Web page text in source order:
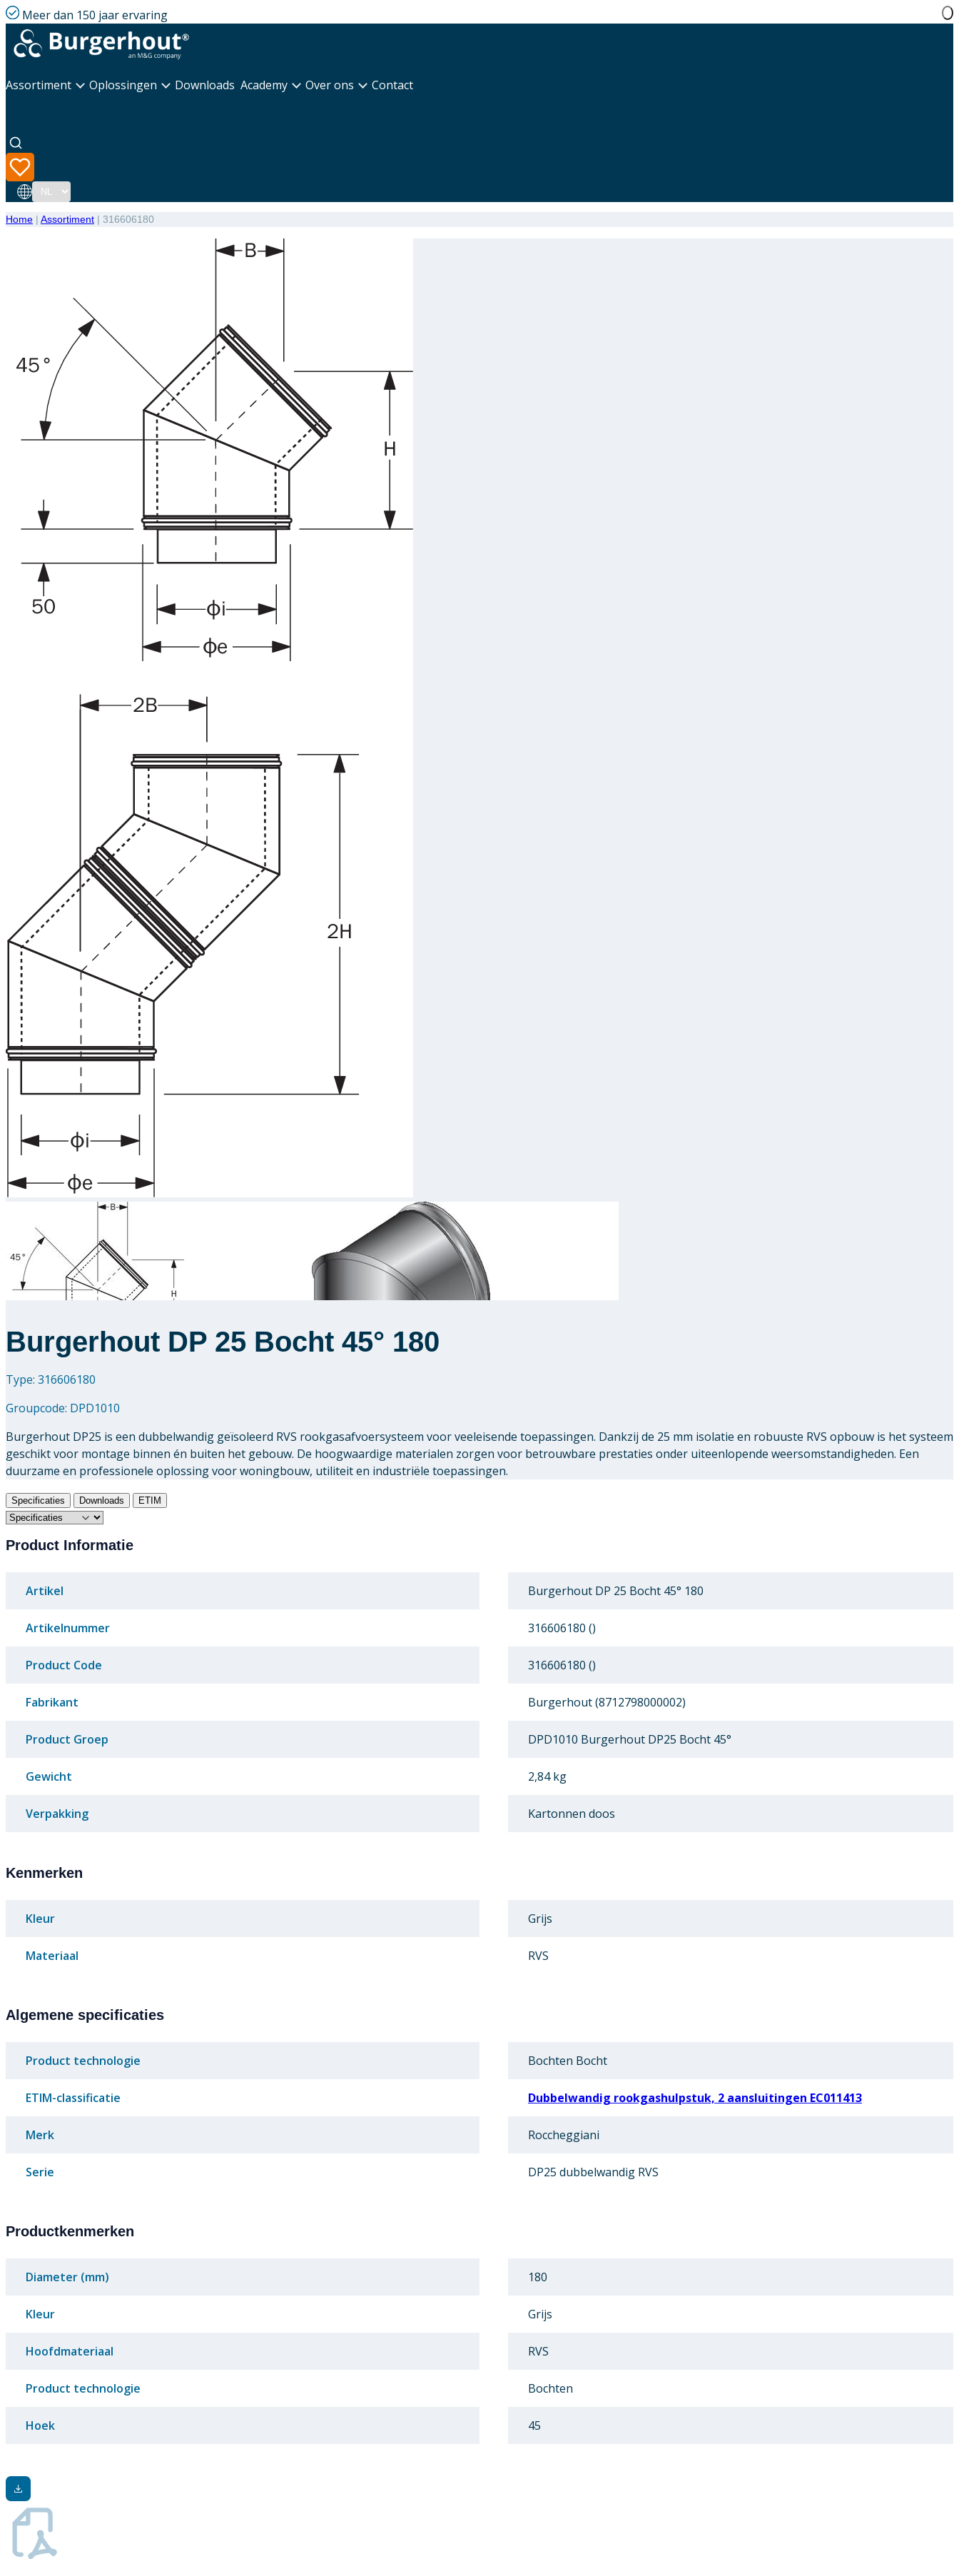
Meer dan 150 jaar ervaring
Assortiment Oplossingen Downloads Academy Over ons Contact
Taal
Home | Assortiment | 316606180
Burgerhout DP 25 Bocht 45° 180
Type: 316606180
Groupcode: DPD1010
Burgerhout DP25 is een dubbelwandig geïsoleerd RVS rookgasafvoersysteem voor veeleisende toepassingen. Dankzij de 25 mm isolatie en robuuste RVS opbouw is het systeem
geschikt voor montage binnen én buiten het gebouw. De hoogwaardige materialen zorgen voor betrouwbare prestaties onder uiteenlopende weersomstandigheden. Een
duurzame en professionele oplossing voor woningbouw, utiliteit en industriële toepassingen.
Specificaties Downloads ETIM
Product Informatie
Artikel Burgerhout DP 25 Bocht 45° 180
Artikelnummer 316606180 ()
Product Code 316606180 ()
Fabrikant Burgerhout (8712798000002)
Product Groep DPD1010 Burgerhout DP25 Bocht 45°
Gewicht 2,84 kg
Verpakking Kartonnen doos
Kenmerken
Kleur Grijs
Materiaal RVS
Algemene specificaties
Product technologie Bochten Bocht
ETIM-classificatie Dubbelwandig rookgashulpstuk, 2 aansluitingen EC011413
Merk Roccheggiani
Serie DP25 dubbelwandig RVS
Productkenmerken
Diameter (mm) 180
Kleur Grijs
Hoofdmateriaal RVS
Product technologie Bochten
Hoek 45